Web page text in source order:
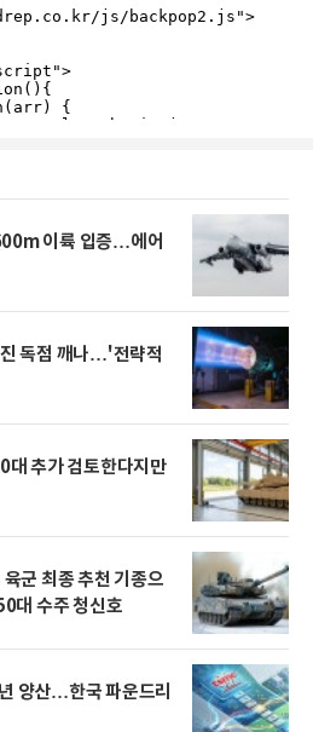
이륙 입증…에어
독점 깨나…'전략적
대 추가 검토한다지만
군 최종 추천 기종으
대 수주 청신호
양산…한국 파운드리